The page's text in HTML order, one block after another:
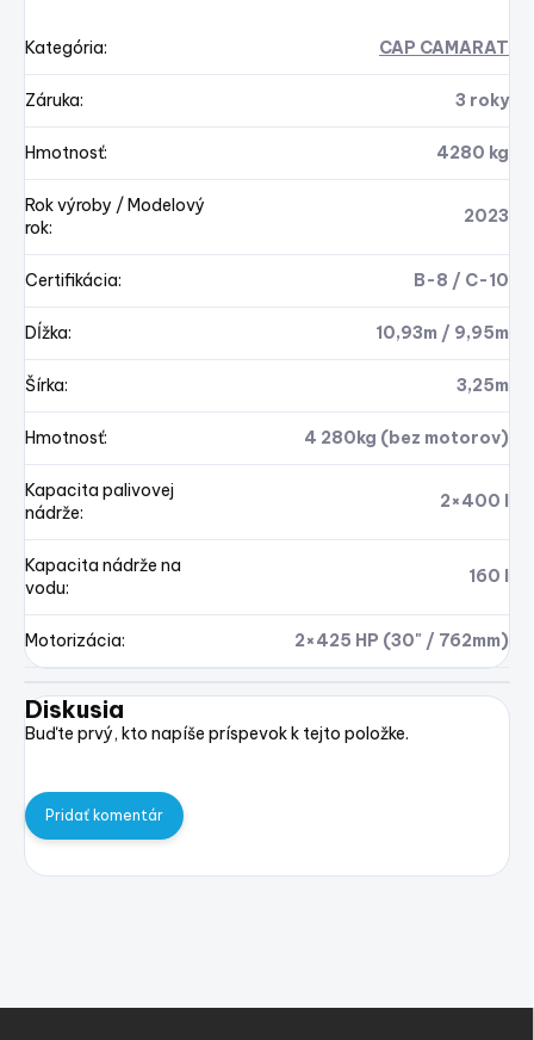
Kategória: CAP CAMARAT
Záruka: 3 roky
Hmotnosť: 4280 kg
Rok výroby / Modelový
rok:
2023
Certifikácia: B-8 / C-10
Dĺžka: 10,93m / 9,95m
Šírka: 3,25m
Hmotnosť: 4 280kg (bez motorov)
Kapacita palivovej
nádrže:
2×400 l
Kapacita nádrže na
vodu:
160 l
Motorizácia: 2×425 HP (30" / 762mm)
Diskusia
Buďte prvý, kto napíše príspevok k tejto položke.
Pridať komentár